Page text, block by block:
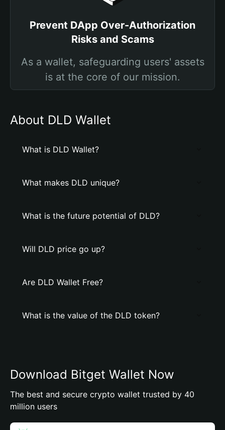
Prevent DApp Over-Authorization
Risks and Scams
As a wallet, safeguarding users' assets
is at the core of our mission.
About DLD Wallet
What is DLD Wallet?
What makes DLD unique?
What is the future potential of DLD?
Will DLD price go up?
Are DLD Wallet Free?
What is the value of the DLD token?
Download Bitget Wallet Now
The best and secure crypto wallet trusted by 40
million users